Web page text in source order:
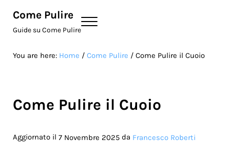
Come Pulire
Guide su Come Pulire
Menu
You are here: Home / Come Pulire /Come Pulire il Cuoio
Come Pulire il Cuoio
Aggiornato il 7 Novembre 2025da Francesco Roberti